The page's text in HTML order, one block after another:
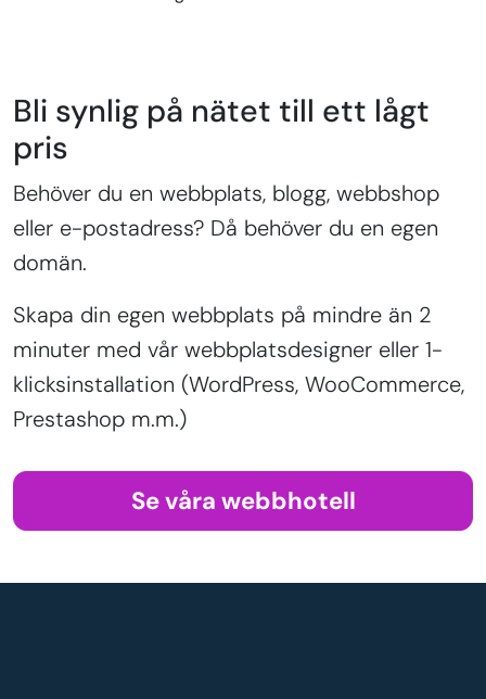
Bli synlig på nätet till ett lågt
pris
Behöver du en webbplats, blogg, webbshop
eller e-postadress? Då behöver du en egen
domän.
Skapa din egen webbplats på mindre än 2
minuter med vår webbplatsdesigner eller 1-
klicksinstallation (WordPress, WooCommerce,
Prestashop m.m.)
Se våra webbhotell